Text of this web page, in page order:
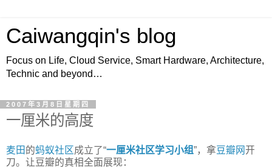
Caiwangqin's blog
Focus on Life, Cloud Service, Smart Hardware, Architecture,
Technic and beyond…
2007年3月8日星期四
一厘米的高度
麦田的蚂蚁社区成立了“一厘米社区学习小组”，拿豆瓣网开
刀。让豆瓣的真相全面展现：